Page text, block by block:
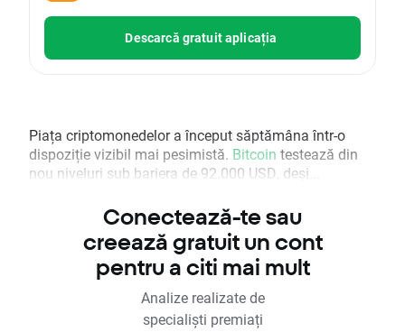
Descarcă gratuit aplicația
Piața criptomonedelor a început săptămâna într-o
dispoziție vizibil mai pesimistă. Bitcoin testează din
nou niveluri sub bariera de 92.000 USD, deși...
Conectează-te sau
creează gratuit un cont
pentru a citi mai mult
Analize realizate de
specialiști premiați